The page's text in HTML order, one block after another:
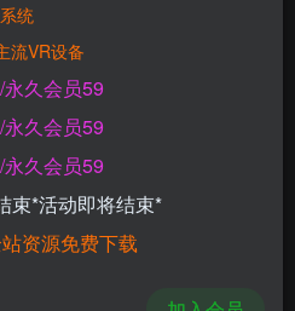
-VRwanba.com】
统
流VR设备
久会员59
久会员59
久会员59
束*活动即将结束*
资源免费下载